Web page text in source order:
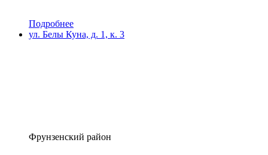
Подробнее
ул. Белы Куна, д. 1, к. 3
Фрунзенский район